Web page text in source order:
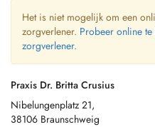
Het is niet mogelijk om een
zorgverlener. Probeer online
zorgverlener.
Praxis Dr. Britta Crusius
Nibelungenplatz 21,
38106 Braunschweig